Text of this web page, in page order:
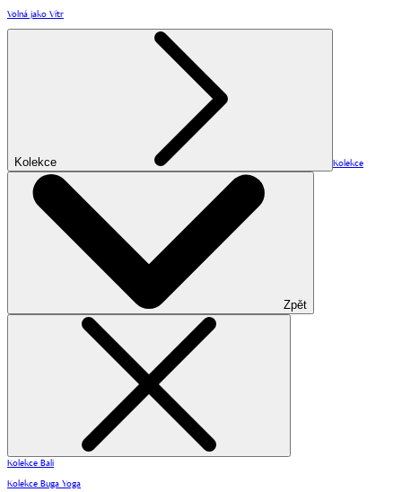
Volná jako Vítr
Kolekce Kolekce
Zpět
Kolekce Bali
Kolekce Buga Yoga